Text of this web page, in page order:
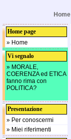
Home
Home page
» Home
Vi segnalo
» MORALE,
COERENZA ed ETICA
fanno rima con
POLITICA?
Presentazione
» Per conoscermi
» Miei riferimenti